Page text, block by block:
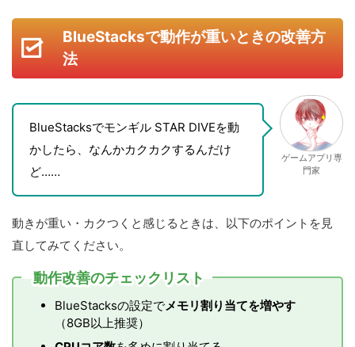
BlueStacksで動作が重いときの改善方
法
BlueStacksでモンギル STAR DIVEを動
かしたら、なんかカクカクするんだけ
ど……
ゲームアプリ専
門家
動きが重い・カクつくと感じるときは、以下のポイントを見
直してみてください。
動作改善のチェックリスト
BlueStacksの設定でメモリ割り当てを増やす
（8GB以上推奨）